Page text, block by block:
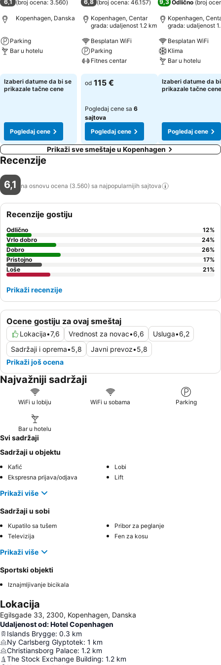
6,1 (broj ocena: 3.560)
Kopenhagen, Danska
Parking
Bar u hotelu
Izaberi datume da bi se
prikazale tačne cene
Pogledaj cene
6,8 (broj ocena: 46.157)
Kopenhagen, Centar
grada: udaljenost 1.2 km
Besplatan WiFi
Parking
Fitnes centar
Pogledaj cene
od 115 €
Pogledaj cene sa 6
sajtova
Pogledaj cene
9,3 Odlično (broj
Kopenhagen,
grada: udaljenost
Besplatan WiFi
Klima
Bar u hotelu
Pogledaj cene
Izaberi datume da
prikazale tačne cene
Pogledaj cene
Prikaži sve smeštaje u Kopenhagen
Recenzije
6,1 na osnovu ocena (3.560) sa najpopularnijih sajtova
Ocene gostiju za ovaj smeštaj
Lokacija•7,6 Vrednost za novac•6,6 Usluga•6,2
Sadržaji i oprema•5,8 Javni prevoz•5,8
Prikaži još ocena
Recenzije gostiju
Odlično 12%
Vrlo dobro
24%
Dobro
26%
Pristojno
17%
Loše
21%
Prikaži recenzije
Najvažniji sadržaji
WiFi u lobiju WiFi u sobama Parking
Bar u hotelu
Svi sadržaji
Sadržaji u objektu
Kafić
Lobi
Ekspresna prijava/odjava
Lift
Prikaži više
Sadržaji u sobi
Kupatilo sa tušem
Pribor za peglanje
Televizija
Fen za kosu
Prikaži više
Sportski objekti
Iznajmljivanje bicikala
Lokacija
Egilsgade 33, 2300, Kopenhagen, Danska
Udaljenost od: Hotel Copenhagen
Islands Brygge: 0.3 km
Ny Carlsberg Glyptotek: 1 km
Christiansborg Palace: 1.2 km
The Stock Exchange Building: 1.2 km